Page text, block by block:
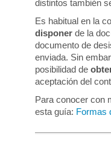
distintos también
Es habitual en la
disponer de la
documento de
enviada. Sin
posibilidad de
aceptación del
Para conocer con
esta guía: Formas